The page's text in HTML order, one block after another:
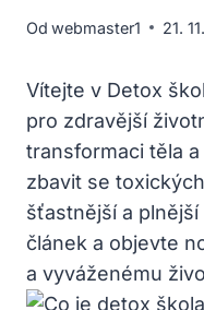
Od webmaster1 21.
Vítejte v Detox
pro zdravější
transformaci těla
zbavit se
šťastnější a
článek a objevte
a vyváženému